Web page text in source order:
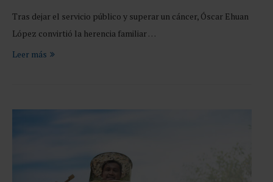
Tras dejar el servicio público y superar un cáncer, Óscar Ehuan
López convirtió la herencia familiar …
Leer más